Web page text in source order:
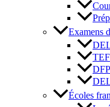
Examens
TEF
Écoles